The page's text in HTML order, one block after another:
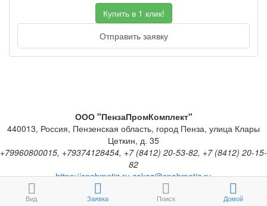
Купить в 1 клик!
Отправить заявку
Вид Заявка Поиск Домой
ООО "ПензаПромКомплект"
440013, Россия, Пензенская область, город Пенза, улица Клары
Цеткин, д. 35
+79960800015, +79374128454, +7 (8412) 20-53-82, +7 (8412) 20-15-
82
https://snabmetiz.ru zakaz@snabmetiz.ru